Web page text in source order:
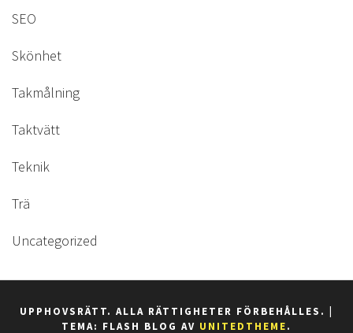
SEO
Skönhet
Takmålning
Taktvätt
Teknik
Trä
Uncategorized
UPPHOVSRÄTT. ALLA RÄTTIGHETER FÖRBEHÅLLES.
TEMA: FLASH BLOG AV UNITEDTHEME.